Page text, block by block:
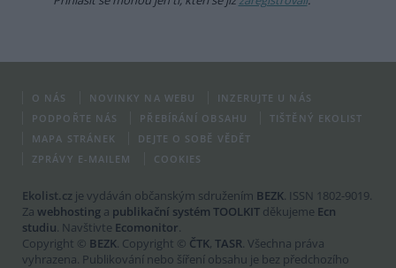
O NÁS NOVINKY NA WEBU
INZERUJTE U NÁS
PODPOŘTE NÁS
PŘEBÍRÁNÍ OBSAHU
TIŠTĚNÝ EKOLIST
MAPA STRÁNEK
DEJTE O SOBĚ VĚDĚT
ZPRÁVY E-MAILEM
COOKIES
Ekolist.cz je vydáván občanským sdružením BEZK. ISSN 1802-9019.
Za webhosting a publikační systém TOOLKIT děkujeme Ecn
studiu. Navštivte Ecomonitor.
Copyright © BEZK. Copyright © ČTK, TASR. Všechna práva
vyhrazena. Publikování nebo šíření obsahu je bez předchozího